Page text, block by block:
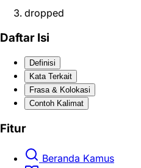
dropped
Daftar Isi
Definisi
Kata Terkait
Frasa & Kolokasi
Contoh Kalimat
Fitur
Beranda Kamus